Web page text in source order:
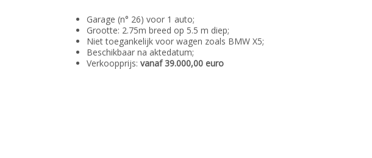
Garage (n° 26) voor 1 auto;
Grootte: 2.75m breed op 5.5 m diep;
Niet toegankelijk voor wagen zoals BMW X5;
Beschikbaar na aktedatum;
Verkoopprijs: vanaf 39.000,00 euro